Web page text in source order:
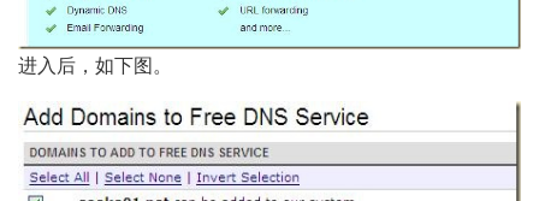
进入后，如下图。